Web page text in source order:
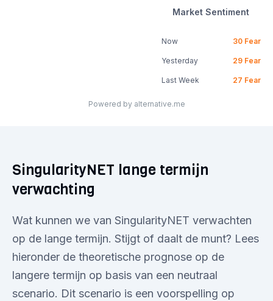
Market Sentiment
Now 30 Fear
Yesterday 29 Fear
Last Week 27 Fear
Powered by alternative.me
SingularityNET lange termijn
verwachting
Wat kunnen we van SingularityNET verwachten
op de lange termijn. Stijgt of daalt de munt? Lees
hieronder de theoretische prognose op de
langere termijn op basis van een neutraal
scenario. Dit scenario is een voorspelling op